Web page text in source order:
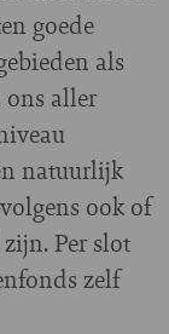
goede
als
ons aller
natuurlijk
ook of
Per slot
zelf